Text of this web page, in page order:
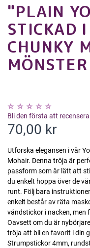
"PLAIN
STICKAD
CHUNKY
Bli den första att
70,00 kr
Utforska elegansen i vår
Mohair. Denna tröja är
passform som är lätt att
du enkelt hoppa över de
runt. Följ bara
enkelt består av räta
vändstickor i nacken, men
Oavsett om du är
tröja att bli en favorit i din
Strumpstickor 4mm,